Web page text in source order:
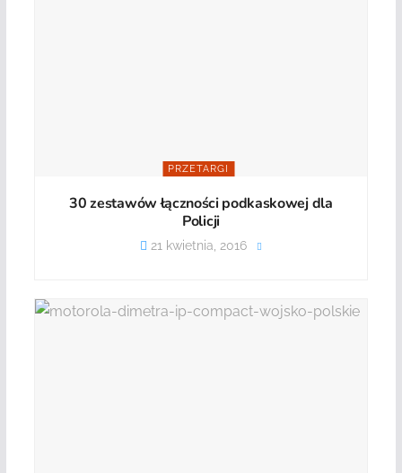
PRZETARGI
30 zestawów łączności podkaskowej dla
Policji
21 kwietnia, 2016